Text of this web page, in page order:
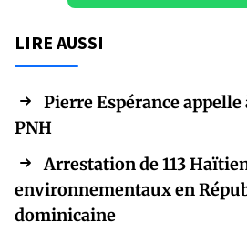
LIRE AUSSI
Pierre Espérance appelle
PNH
Arrestation de 113
environnementaux en
dominicaine